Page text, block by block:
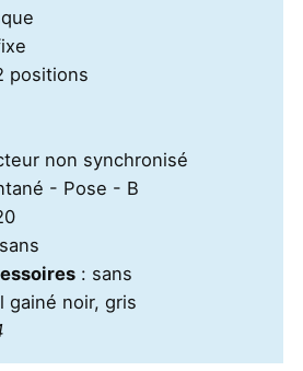
positions
non synchronisé
- Pose - B
: sans
noir, gris